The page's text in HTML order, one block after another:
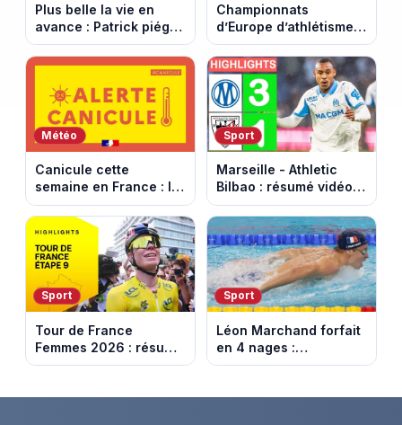
Plus belle la vie en
avance : Patrick piégé
par la DGSE. Episode
du 11 août 2026
Championnats
d’Europe d’athlétisme
2026 : le programme
complet à Birmingham
sur France Télévisions
Météo
Canicule cette
semaine en France : le
pic de chaleur attendu
entre mercredi et jeudi
Sport
Marseille - Athletic
Bilbao : résumé vidéo
du match amical au
Stade Vélodrome (9
août 2026)
Sport
Tour de France
Femmes 2026 : résumé
vidéo de la dernière
Vollering remporte son
Sport
Léon Marchand forfait
en 4 nages :
découvrez son
aux Championnats